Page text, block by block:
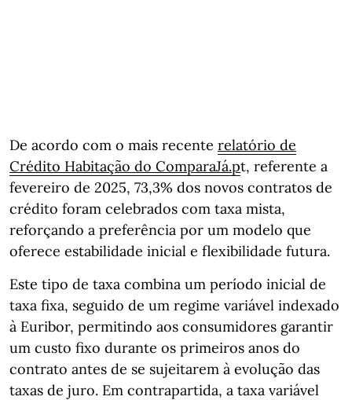
De acordo com o mais recente relatório de
Crédito Habitação do ComparaJá.pt, referente a
fevereiro de 2025, 73,3% dos novos contratos de
crédito foram celebrados com taxa mista,
reforçando a preferência por um modelo que
oferece estabilidade inicial e flexibilidade futura.
Este tipo de taxa combina um período inicial de
taxa fixa, seguido de um regime variável indexado
à Euribor, permitindo aos consumidores garantir
um custo fixo durante os primeiros anos do
contrato antes de se sujeitarem à evolução das
taxas de juro. Em contrapartida, a taxa variável